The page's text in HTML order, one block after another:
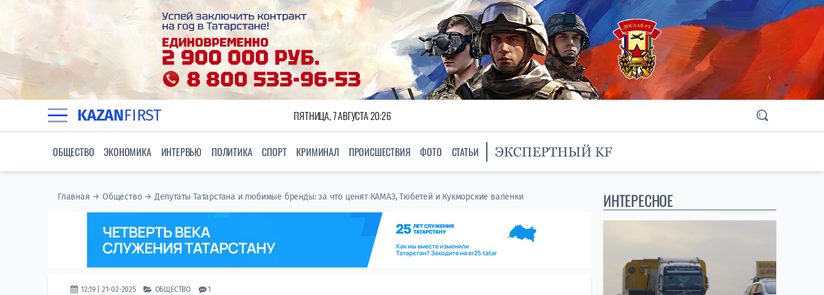
KAZANFIRST ПЯТНИЦА, 7 АВГУСТА 20:26
ОБЩЕСТВО ЭКОНОМИКА ИНТЕРВЬЮ ПОЛИТИКА СПОРТ КРИМИНАЛ ПРОИСШЕСТВИЯ ФОТО СТАТЬИ
Главная →Общество→ Депутаты Татарстана и любимые бренды: за что ценят КАМАЗ, Тюбетей и Кукморские валенки
12:19 | 21-02-2025 ОБЩЕСТВО 1
ИНТЕРЕСНОЕ